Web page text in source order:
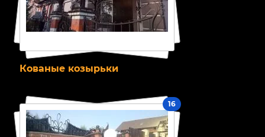
Кованые козырьки
16